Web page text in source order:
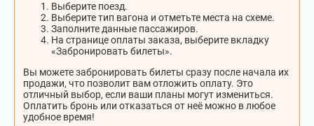
Выберите поезд.
Выберите тип вагона и отметьте места на схеме.
Заполните данные пассажиров.
На странице оплаты заказа, выберите вкладку
«Забронировать билеты».
Вы можете забронировать билеты сразу после начала их
продажи, что позволит вам отложить оплату. Это
отличный выбор, если ваши планы могут измениться.
Оплатить бронь или отказаться от неё можно в любое
удобное время!